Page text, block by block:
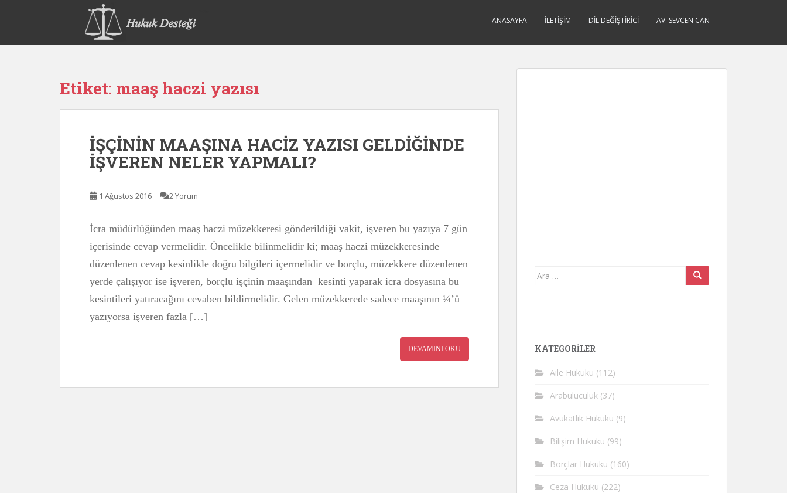
p
ANASAYFA İLETIŞIM DIL DEĞIŞTIRICI AV. SEVCEN CAN
Etiket: maaş haczi yazısı
İŞÇİNİN MAAŞINA HACİZ YAZISI GELDİĞİNDE
İŞVEREN NELER YAPMALI?
1 Ağustos 2016 2 Yorum
İcra müdürlüğünden maaş haczi müzekkeresi gönderildiği vakit, işveren bu yazıya 7 gün
içerisinde cevap vermelidir. Öncelikle bilinmelidir ki; maaş haczi müzekkeresinde
düzenlenen cevap kesinlikle doğru bilgileri içermelidir ve borçlu, müzekkere düzenlenen
yerde çalışıyor ise işveren, borçlu işçinin maaşından kesinti yaparak icra dosyasına bu
kesintileri yatıracağını cevaben bildirmelidir. Gelen müzekkerede sadece maaşının ¼’ü
yazıyorsa işveren fazla […]
DEVAMINI OKU
Arama
KATEGORİLER
Aile Hukuku (112)
Arabuluculuk (37)
Avukatlık Hukuku (9)
Bilişim Hukuku (99)
Borçlar Hukuku (160)
Ceza Hukuku (222)